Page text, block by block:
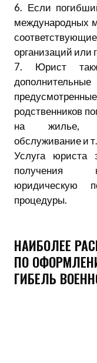
6. Если
международных
организаций или
7. Юрист
родственников
на жилье,
обслуживание и
Услуга юриста
получения
юридическую
процедуры.
НАИБОЛЕЕ
ПО
ГИБЕЛЬ